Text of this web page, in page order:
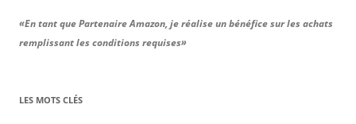
«En tant que Partenaire Amazon, je réalise un bénéfice sur les achats
remplissant les conditions requises»
LES MOTS CLÉS